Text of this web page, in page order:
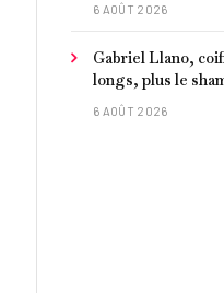
6 AOÛT 2026
Gabriel Llano,
longs, plus le
conseille de le
6 AOÛT 2026